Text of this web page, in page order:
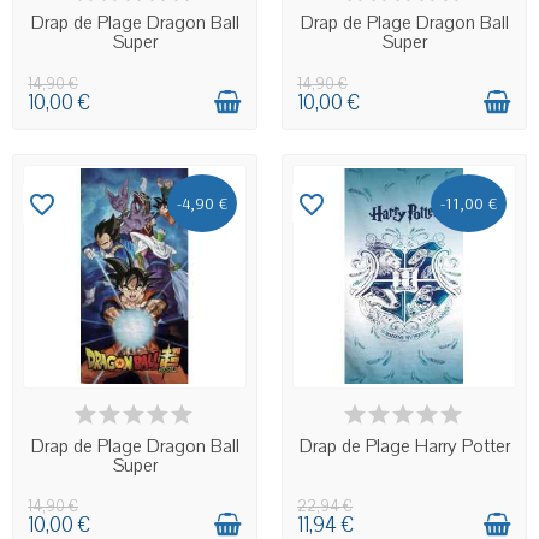
Drap de Plage Dragon Ball
Super
14,90 €
10,00 €
Drap de Plage Dragon Ball
Super
14,90 €
10,00 €
-4,90 €
EN STOCK
favorite_border
Drap de Plage Dragon Ball
Super
14,90 €
10,00 €
-11,00 €
EN STOCK
favorite_border
Drap de Plage Harry Potter
22,94 €
11,94 €